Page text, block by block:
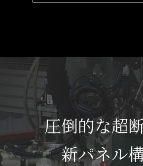
圧倒的な超
新パネル